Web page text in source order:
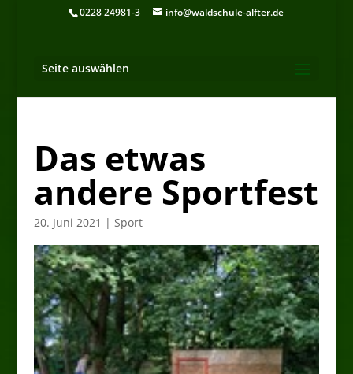
0228 24981-3 info@waldschule-alfter.de
Seite auswählen
Das etwas
andere Sportfest
20. Juni 2021 | Sport